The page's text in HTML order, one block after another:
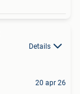
Details
20 apr 26